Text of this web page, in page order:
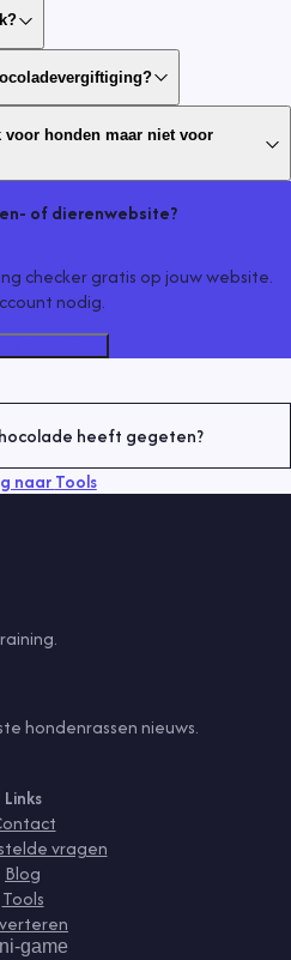
honden maar niet voor
of dierenwebsite?
checker gratis op jouw website.
nodig.
heeft gegeten?
naarTools
hondenrassen nieuws.
Links
vragen
Blog
Tools
game